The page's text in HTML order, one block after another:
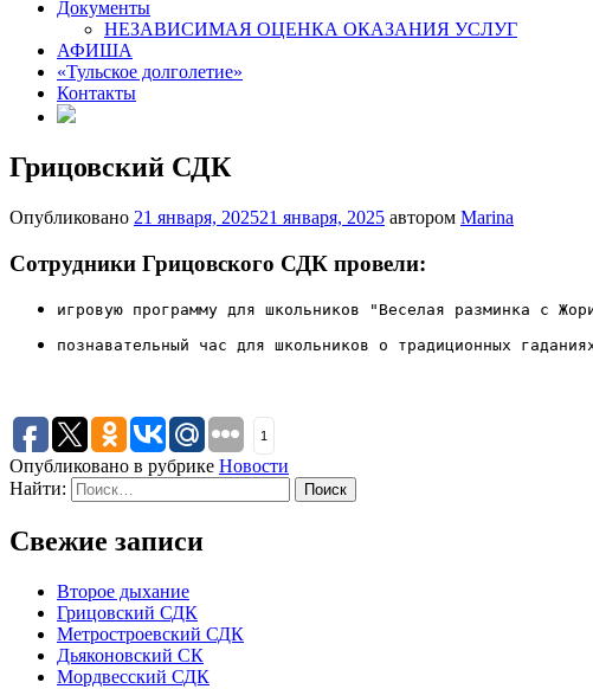
Документы
НЕЗАВИСИМАЯ ОЦЕНКА ОКАЗАНИЯ УСЛУГ
АФИША
«Тульское долголетие»
Контакты
Грицовский СДК
Опубликовано 21 января, 202521 января, 2025 автором Marina
Сотрудники Грицовского СДК провели:
игровую программу для школьников "Веселая разминка с
познавательный час для школьников о традиционных
1
Опубликовано в рубрике Новости
Найти:
Свежие записи
Второе дыхание
Грицовский СДК
Метростроевский СДК
Дьяконовский СК
Мордвесский СДК